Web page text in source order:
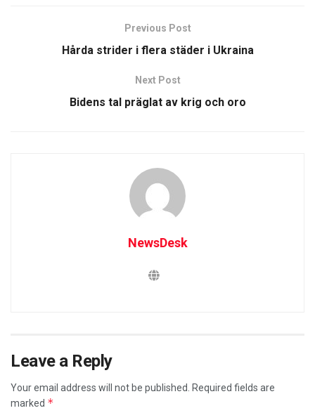
Previous Post
Hårda strider i flera städer i Ukraina
Next Post
Bidens tal präglat av krig och oro
NewsDesk
Leave a Reply
Your email address will not be published.
Required fields are
marked *